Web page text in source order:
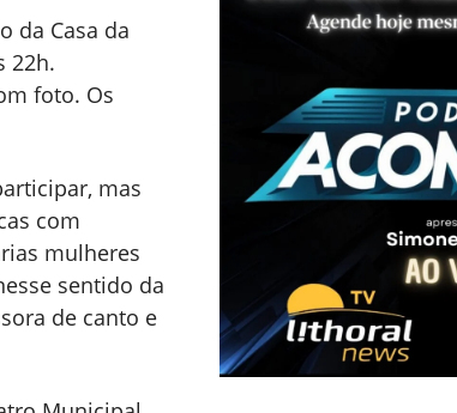
da Casa da
22h.
foto. Os
mas
com
mulheres
sentido da
de canto e